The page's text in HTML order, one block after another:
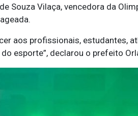
Souza Vilaça, vencedora da
aos profissionais, estudantes,
esporte”, declarou o prefeito